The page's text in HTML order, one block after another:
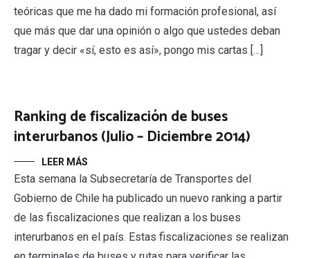
teóricas que me ha dado mi formación profesional, así
que más que dar una opinión o algo que ustedes deban
tragar y decir «sí, esto es así», pongo mis cartas […]
Ranking de fiscalización de buses
interurbanos (Julio – Diciembre 2014)
LEER MÁS
Esta semana la Subsecretaría de Transportes del
Gobierno de Chile ha publicado un nuevo ranking a partir
de las fiscalizaciones que realizan a los buses
interurbanos en el país. Estas fiscalizaciones se realizan